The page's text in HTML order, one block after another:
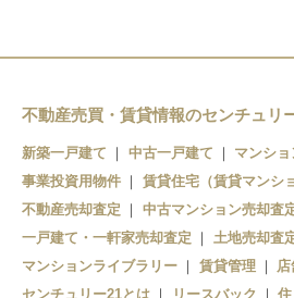
墨染駅
丹波橋駅
伏見桃山駅
観月橋駅
桃山南口駅
六地蔵駅
不動産売買・賃貸情報のセンチュリ
新築一戸建て 中古一戸建て マンショ
事業投資用物件
賃貸住宅（賃貸マンシ
不動産売却査定
中古マンション売却査
一戸建て・一軒家売却査定
土地売却査
マンションライブラリー
賃貸管理
センチュリー21とは
リースバック